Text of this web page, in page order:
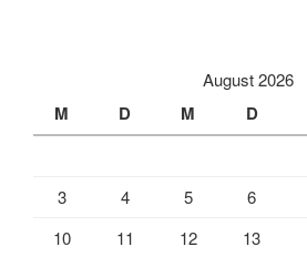
o
n
August 2026
M D M D
3
4 5 6
10
11 12 13